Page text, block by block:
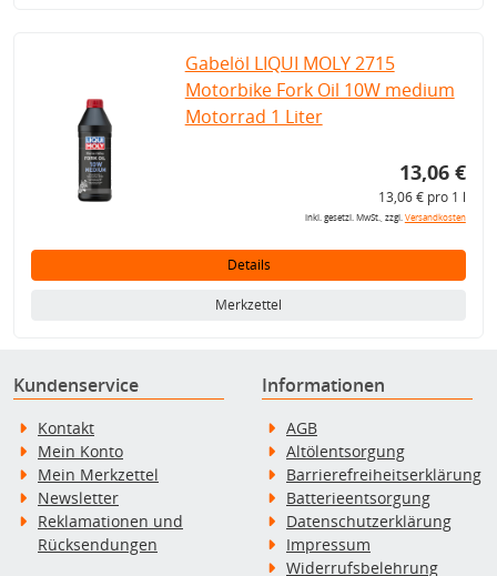
Gabelöl LIQUI MOLY 2715
Motorbike Fork Oil 10W medium
Motorrad 1 Liter
13,06 €
13,06 € pro 1 l
inkl. gesetzl. MwSt., zzgl.Versandkosten
Details
Merkzettel
Kundenservice
Kontakt
Mein Konto
Mein Merkzettel
Newsletter
Reklamationen und
Rücksendungen
Informationen
AGB
Altölentsorgung
Barrierefreiheitserklärung
Batterieentsorgung
Datenschutzerklärung
Impressum
Widerrufsbelehrung